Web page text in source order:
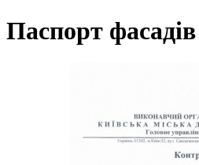
Паспорт фасадів